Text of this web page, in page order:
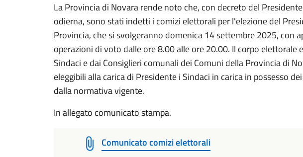
La Provincia di Novara rende noto che, con decreto del
odierna, sono stati indetti i comizi elettorali per l'elezione del
Provincia, che si svolgeranno domenica 14 settembre 2025, con
operazioni di voto dalle ore 8.00 alle ore 20.00. Il corpo elettorale
Sindaci e dai Consiglieri comunali dei Comuni della Provincia di
eleggibili alla carica di Presidente i Sindaci in carica in possesso
dalla normativa vigente.
In allegato comunicato stampa.
Comunicato comizi elettorali